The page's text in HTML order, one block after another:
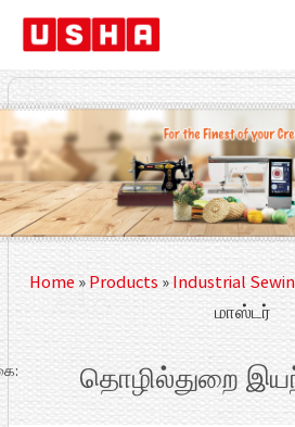
Home»Products»Industrial
மாஸ்டர்
தொழில்துறை